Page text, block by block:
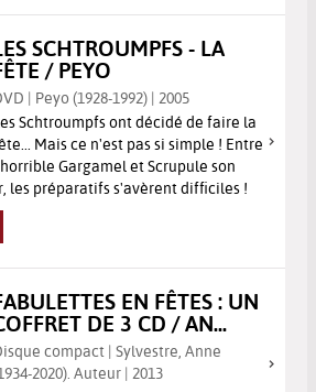
SCHTROUMPFS - LA
/ PEYO
| Peyo (1928-1992) | 2005
Schtroumpfs ont décidé de faire la
Mais ce n'est pas si simple ! Entre
Gargamel et Scrupule son
les préparatifs s'avèrent difficiles !
EN FÊTES : UN
DE 3 CD / AN...
compact | Sylvestre, Anne
2020). Auteur | 2013